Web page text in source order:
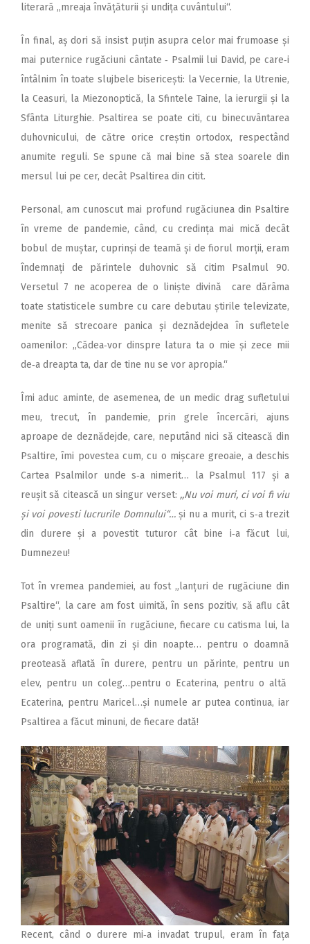
literară ,,mreaja învățăturii și undița cuvântului“.
În final, aș dori să insist puțin asupra celor mai frumoase și
mai puternice rugăciuni cântate ‑ Psalmii lui David, pe care‑i
întâlnim în toate slujbele bisericești: la Vecernie, la Utrenie,
la Ceasuri, la Miezonoptică, la Sfintele Taine, la ierurgii și la
Sfânta Liturghie. Psaltirea se poate citi, cu binecuvântarea
duhovnicului, de către orice creștin ortodox, respectând
anumite reguli. Se spune că mai bine să stea soarele din
mersul lui pe cer, decât Psaltirea din citit.
Personal, am cunoscut mai profund rugăciunea din Psaltire
în vreme de pandemie, când, cu credința mai mică decât
bobul de muștar, cuprinși de teamă și de fiorul morții, eram
îndemnați de părintele duhovnic să citim Psalmul 90.
Versetul 7 ne acoperea de o liniște divină care dărâma
toate statisticele sumbre cu care debutau știrile televizate,
menite să strecoare panica și deznădejdea în sufletele
oamenilor: ,,Cădea‑vor dinspre latura ta o mie și zece mii
de‑a dreapta ta, dar de tine nu se vor apropia.“
Îmi aduc aminte, de asemenea, de un medic drag sufletului
meu, trecut, în pandemie, prin grele încercări, ajuns
aproape de deznădejde, care, neputând nici să citească din
Psaltire, îmi povestea cum, cu o mișcare greoaie, a deschis
Cartea Psalmilor unde s‑a nimerit… la Psalmul 117 și a
reușit să citească un singur verset: ,,Nu voi muri, ci voi fi viu
și voi povesti lucrurile Domnului“…și nu a murit, ci s‑a trezit
din durere și a povestit tuturor cât bine i‑a făcut lui,
Dumnezeu!
Tot în vremea pandemiei, au fost „lanțuri de rugăciune din
Psaltire“, la care am fost uimită, în sens pozitiv, să aflu cât
de uniți sunt oamenii în rugăciune, fiecare cu catisma lui, la
ora programată, din zi și din noapte… pentru o doamnă
preoteasă aflată în durere, pentru un părinte, pentru un
elev, pentru un coleg…pentru o Ecaterina, pentru o altă
Ecaterina, pentru Maricel…și numele ar putea continua, iar
Psaltirea a făcut minuni, de fiecare dată!
Recent, când o durere mi‑a invadat trupul, eram în fața